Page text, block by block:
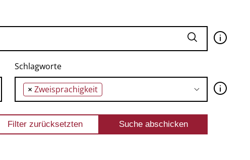
🛈
Schlagworte
× Zweisprachigkeit 🛈